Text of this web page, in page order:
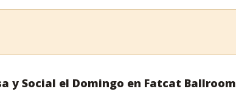
y Social el Domingo en Fatcat Ballroom